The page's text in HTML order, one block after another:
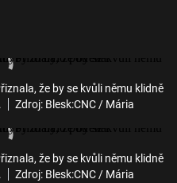
že by se kvůli němu klidně
Zdroj: Blesk:CNC / Mária
že by se kvůli němu klidně
Zdroj: Blesk:CNC / Mária